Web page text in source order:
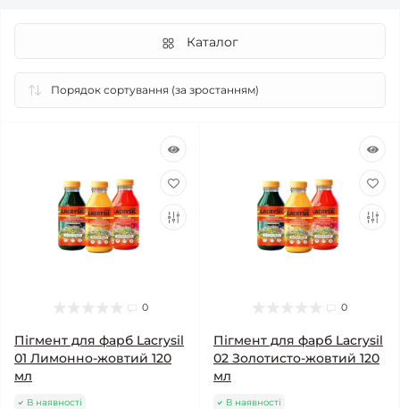
Каталог
0
Пігмент для фарб Lacrysil
01 Лимонно-жовтий 120
мл
В наявності
0
Пігмент для фарб Lacrysil
02 Золотисто-жовтий 120
мл
В наявності